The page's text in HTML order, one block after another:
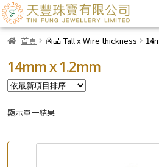
首頁 商品 Tall x Wire thickness
14mm x 1.2mm
顯示單一結果